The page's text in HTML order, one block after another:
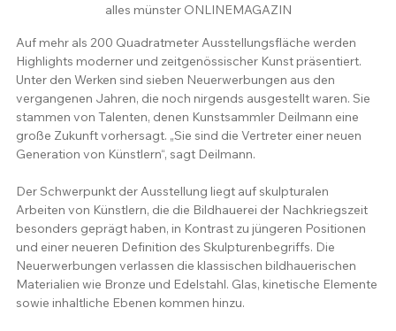
alles münster ONLINEMAGAZIN
Auf mehr als 200 Quadratmeter Ausstellungsfläche werden
Highlights moderner und zeitgenössischer Kunst präsentiert.
Unter den Werken sind sieben Neuerwerbungen aus den
vergangenen Jahren, die noch nirgends ausgestellt waren. Sie
stammen von Talenten, denen Kunstsammler Deilmann eine
große Zukunft vorhersagt. „Sie sind die Vertreter einer neuen
Generation von Künstlern“, sagt Deilmann.
Der Schwerpunkt der Ausstellung liegt auf skulpturalen
Arbeiten von Künstlern, die die Bildhauerei der Nachkriegszeit
besonders geprägt haben, in Kontrast zu jüngeren Positionen
und einer neueren Definition des Skulpturenbegriffs. Die
Neuerwerbungen verlassen die klassischen bildhauerischen
Materialien wie Bronze und Edelstahl. Glas, kinetische Elemente
sowie inhaltliche Ebenen kommen hinzu.